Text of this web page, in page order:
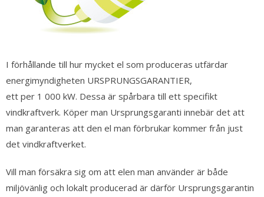
I förhållande till hur mycket el som produceras utfärdar
energimyndigheten URSPRUNGSGARANTIER,
ett per 1 000 kW. Dessa är spårbara till ett specifikt
vindkraftverk. Köper man Ursprungsgaranti innebär det att
man garanteras att den el man förbrukar kommer från just
det vindkraftverket.
Vill man försäkra sig om att elen man använder är både
miljövänlig och lokalt producerad är därför Ursprungsgarantin